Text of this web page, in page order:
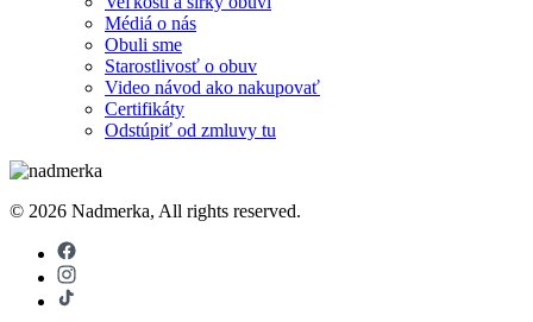
Médiá o nás
Obuli sme
Starostlivosť o obuv
Video návod ako nakupovať
Certifikáty
Odstúpiť od zmluvy tu
© 2026 Nadmerka, All rights reserved.